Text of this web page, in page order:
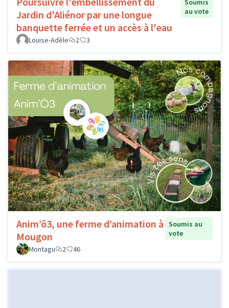
Jardin d'Aliénor par une longue
banquette ferrée et un accès à l'eau
Soumis
au vote
Louise-Adèle 2 3
Anim’ô3, une ferme d’animation à
Mougon
Soumis au
vote
Montagu
2 46